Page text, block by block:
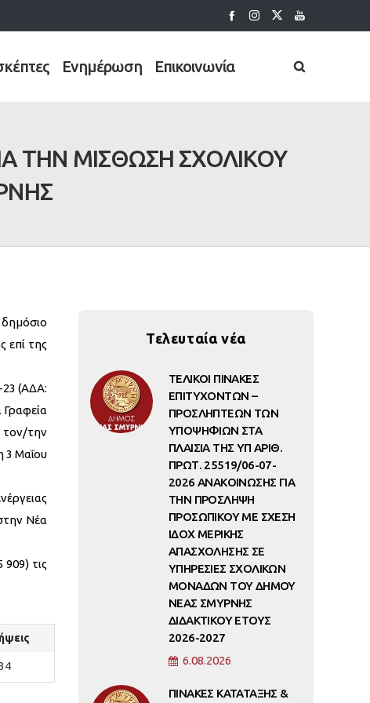
Ενημέρωση Επικοινωνία
ΤΗΝ ΜΙΣΘΩΣΗ ΣΧΟΛΙΚΟΥ
επί της
(ΑΔΑ:
την
3 Μαΐου
Νέα
τις
Τελευταία νέα
ΤΕΛΙΚΟΙ ΠΙΝΑΚΕΣ
ΕΠΙΤΥΧΟΝΤΩΝ –
ΠΡΟΣΛΗΠΤΕΩΝ ΤΩΝ
ΥΠΟΨΗΦΙΩΝ ΣΤΑ
ΠΛΑΙΣΙΑ ΤΗΣ ΥΠ ΑΡΙΘ.
ΠΡΩΤ. 25519/06-07-
2026 ΑΝΑΚΟΙΝΩΣΗΣ ΓΙΑ
ΤΗΝ ΠΡΟΣΛΗΨΗ
ΠΡΟΣΩΠΙΚΟΥ ΜΕ ΣΧΕΣΗ
ΙΔΟΧ ΜΕΡΙΚΗΣ
ΑΠΑΣΧΟΛΗΣΗΣ ΣΕ
ΥΠΗΡΕΣΙΕΣ ΣΧΟΛΙΚΩΝ
ΜΟΝΑΔΩΝ ΤΟΥ ΔΗΜΟΥ
ΝΕΑΣ ΣΜΥΡΝΗΣ
ΔΙΔΑΚΤΙΚΟΥ ΕΤΟΥΣ
2026-2027
6.08.2026
ΠΙΝΑΚΕΣ ΚΑΤΑΤΑΞΗΣ &